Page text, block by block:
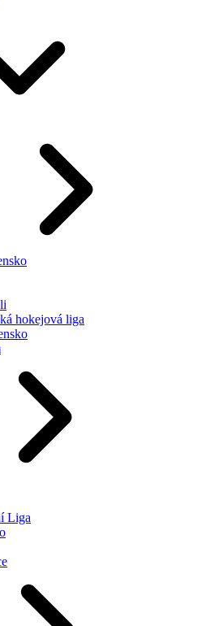
hokejová liga
Liga